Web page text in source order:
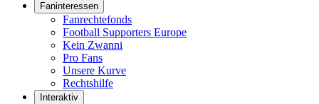
Faninteressen
Fanrechtefonds
Football Supporters Europe
Kein Zwanni
Pro Fans
Unsere Kurve
Rechtshilfe
Interaktiv